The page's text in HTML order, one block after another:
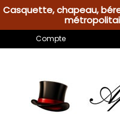
Casquette, chapeau,
Compte